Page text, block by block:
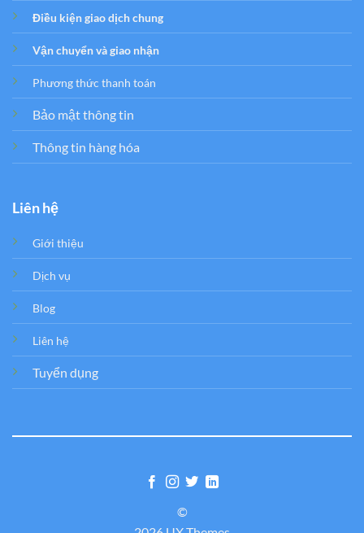
Điều kiện giao dịch chung
Vận chuyển và giao nhận
Phương thức thanh toán
Bảo mật thông tin
Thông tin hàng hóa
Liên hệ
Giới thiệu
Dịch vụ
Blog
Liên hệ
Tuyển dụng
©